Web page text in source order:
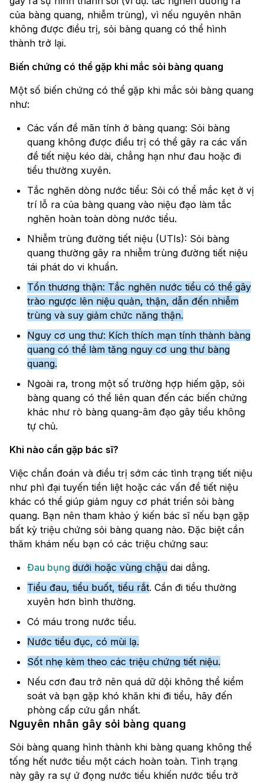
của bàng quang, nhiễm trùng), vì nếu nguyên nhân
không được điều trị, sỏi bàng quang có thể hình
thành trở lại.
Biến chứng có thể gặp khi mắc sỏi bàng quang
Một số biến chứng có thể gặp khi mắc sỏi bàng quang
như:
Các vấn đề mãn tính ở bàng quang: Sỏi bàng
quang không được điều trị có thể gây ra các vấn
đề tiết niệu kéo dài, chẳng hạn như đau hoặc đi
tiểu thường xuyên.
Tắc nghẽn dòng nước tiểu: Sỏi có thể mắc kẹt ở vị
trí lỗ ra của bàng quang vào niệu đạo làm tắc
nghẽn hoàn toàn dòng nước tiểu.
Nhiễm trùng đường tiết niệu (UTIs): Sỏi bàng
quang thường gây ra nhiễm trùng đường tiết niệu
tái phát do vi khuẩn.
Tổn thương thận: Tắc nghẽn nước tiểu có thể gây
trào ngược lên niệu quản, thận, dẫn đến nhiễm
trùng và suy giảm chức năng thận.
Nguy cơ ung thư: Kích thích mạn tính thành bàng
quang có thể làm tăng nguy cơ ung thư bàng
quang.
Ngoài ra, trong một số trường hợp hiếm gặp, sỏi
bàng quang có thể liên quan đến các biến chứng
khác như rò bàng quang-âm đạo gây tiểu không
tự chủ.
Khi nào cần gặp bác sĩ?
Việc chẩn đoán và điều trị sớm các tình trạng tiết niệu
như phì đại tuyến tiền liệt hoặc các vấn đề tiết niệu
khác có thể giúp giảm nguy cơ phát triển sỏi bàng
quang. Bạn nên tham khảo ý kiến bác sĩ nếu bạn gặp
bất kỳ triệu chứng sỏi bàng quang nào. Đặc biệt cần
thăm khám nếu bạn có các triệu chứng sau:
Đau bụng dưới hoặc vùng chậu dai dẳng.
Tiểu đau, tiểu buốt, tiểu rắt. Cần đi tiểu thường
xuyên hơn bình thường.
Có máu trong nước tiểu.
Nước tiểu đục, có mùi lạ.
Sốt nhẹ kèm theo các triệu chứng tiết niệu.
Nếu cơn đau trở nên quá dữ dội không thể kiểm
soát và bạn gặp khó khăn khi đi tiểu, hãy đến
phòng cấp cứu gần nhất.
Nguyên nhân gây sỏi bàng quang
Sỏi bàng quang hình thành khi bàng quang không thể
tống hết nước tiểu một cách hoàn toàn. Tình trạng
này gây ra sự ứ đọng nước tiểu khiến nước tiểu trở